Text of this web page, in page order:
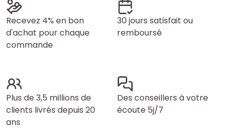
Recevez 4% en bon
d'achat pour chaque
commande
30 jours satisfait ou
remboursé
Plus de 3,5 millions de
clients livrés depuis 20
ans
Des conseillers à votre
écoute 5j/7